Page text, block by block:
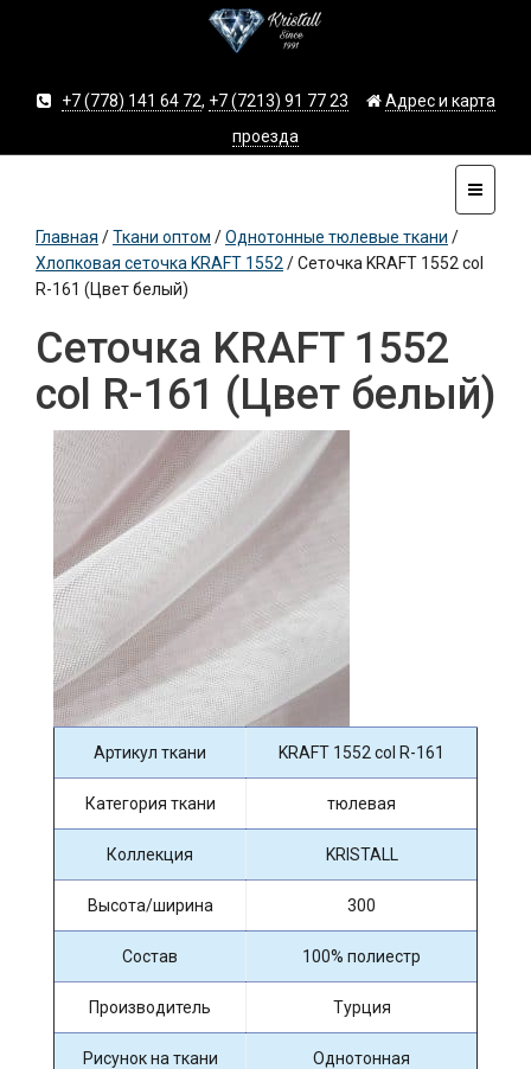
+7 (778) 141 64 72, +7 (7213) 91 77 23
Адрес и карта
проезда
Главная /Ткани оптом /Однотонные тюлевые ткани /
Хлопковая сеточка KRAFT 1552 /Сеточка KRAFT 1552 col
R-161 (Цвет белый)
Сеточка KRAFT 1552
col R-161 (Цвет белый)
Артикул ткани KRAFT 1552 col R-161
Категория ткани тюлевая
Коллекция KRISTALL
Высота/ширина 300
Состав 100% полиестр
Производитель Турция
Рисунок на ткани Однотонная